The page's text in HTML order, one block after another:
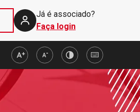
Já é associado?
Faça login